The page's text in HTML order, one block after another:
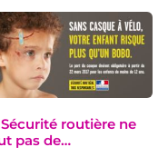
routière ne
pas de…